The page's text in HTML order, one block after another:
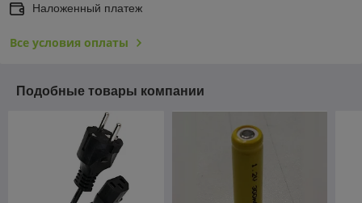
Наложенный платеж
Все условия оплаты
Подобные товары компании